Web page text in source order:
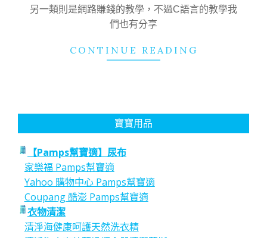
另一類則是網路賺錢的教學，不過C語言的教學我
們也有分享
CONTINUE READING
寶寶用品
【Pamps幫寶適】尿布
家樂福 Pamps幫寶適
Yahoo 購物中心 Pamps幫寶適
Coupang 酷澎 Pamps幫寶適
衣物清潔
清淨海健康呵護天然洗衣精